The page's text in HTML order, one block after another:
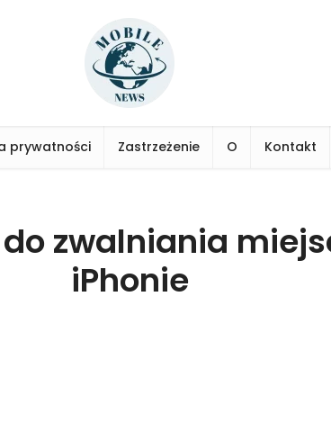
prywatności Zastrzeżenie O Kontakt
zwalniania
iPhonie